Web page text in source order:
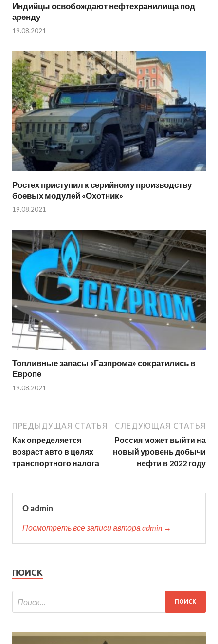
Индийцы освобождают нефтехранилища под
аренду
19.08.2021
Ростех приступил к серийному производству
боевых модулей «Охотник»
19.08.2021
Топливные запасы «Газпрома» сократились в
Европе
19.08.2021
ПРЕДЫДУЩАЯ СТАТЬЯ
Как определяется
возраст авто в целях
транспортного налога
СЛЕДУЮЩАЯ СТАТЬЯ
Россия может выйти на
новый уровень добычи
нефти в 2022 году
О admin
Посмотреть все записи автора admin →
ПОИСК